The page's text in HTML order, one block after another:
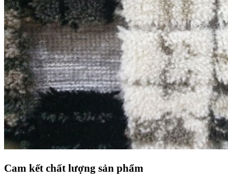
Cam kết chất lượng sản phẩm